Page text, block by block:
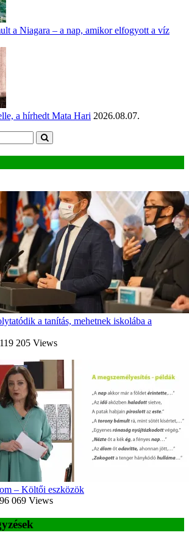
a Niagara – a nap, amikor elfogyott a víz
a hírhedt Mata Hari 2026.08.07.
a tanítás, mehetnek iskolába a
205 Views
– Költői eszközök
069 Views